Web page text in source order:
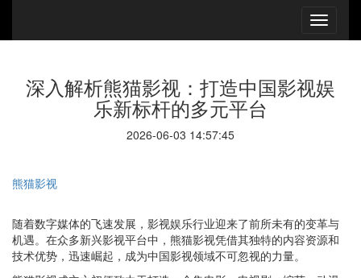
深入解析熊猫影视：打造中国影视娱
乐新标杆的多元平台
2026-06-03 14:57:45
熊猫影视
随着数字媒体的飞速发展，影视娱乐行业迎来了前所未有的变革与
机遇。在众多新兴影视平台中，熊猫影视凭借其独特的内容资源和
技术优势，迅速崛起，成为中国影视领域不可忽视的力量。